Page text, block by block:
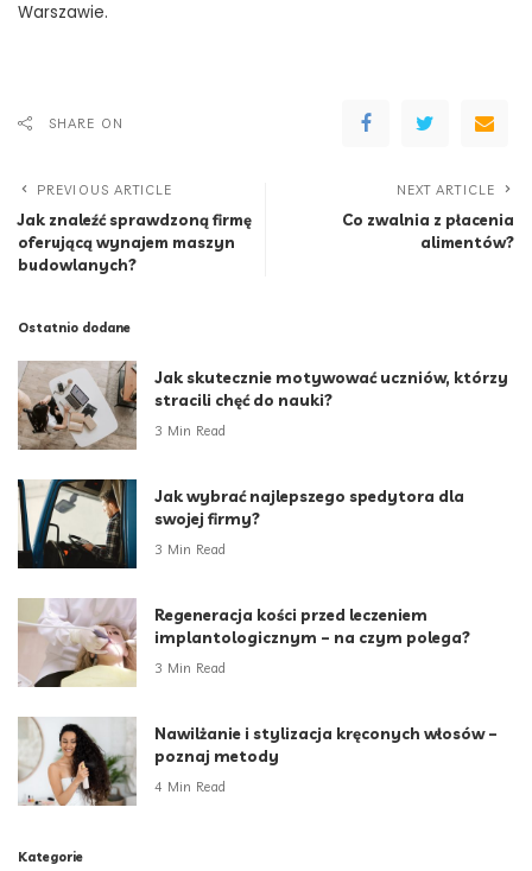
Warszawie.
SHARE ON
PREVIOUS ARTICLE
Jak znaleźć sprawdzoną firmę
oferującą wynajem maszyn
budowlanych?
NEXT ARTICLE
Co zwalnia z płacenia
alimentów?
Ostatnio dodane
Jak skutecznie motywować uczniów, którzy
stracili chęć do nauki?
3 Min Read
Jak wybrać najlepszego spedytora dla
swojej firmy?
3 Min Read
Regeneracja kości przed leczeniem
implantologicznym – na czym polega?
3 Min Read
Nawilżanie i stylizacja kręconych włosów –
poznaj metody
4 Min Read
Kategorie